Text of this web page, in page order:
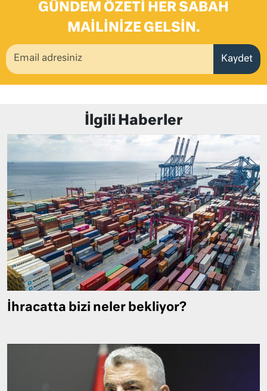
GÜNDEM ÖZETI HER SABAH
MAILINIZE GELSIN.
Kaydet
İlgili Haberler
İhracatta bizi neler bekliyor?